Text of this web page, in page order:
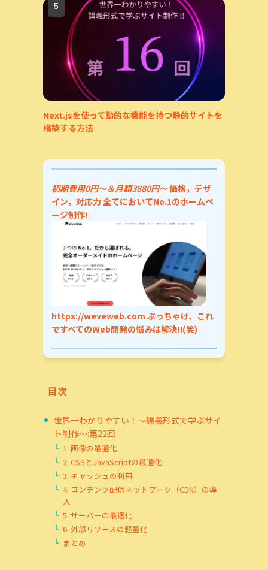
Next.jsを使って動的な機能を持つ静的サイトを
構築する方法
初期費用0円～＆月額3880円～価格，デザ
イン，対応力 全てにおいてNo.1のホームペ
ージ制作!
https://weveweb.com ぶっちゃけ、これ
ですべてのWeb開発の悩みは解決!!(笑)
目次
世界一わかりやすい！～講義形式で学ぶサイ
ト制作～:第22回
1. 画像の最適化
2. CSSとJavaScriptの最適化
3. キャッシュの利用
4. コンテンツ配信ネットワーク（CDN）の導
入
5. サーバーの最適化
6. 外部リソースの軽量化
まとめ